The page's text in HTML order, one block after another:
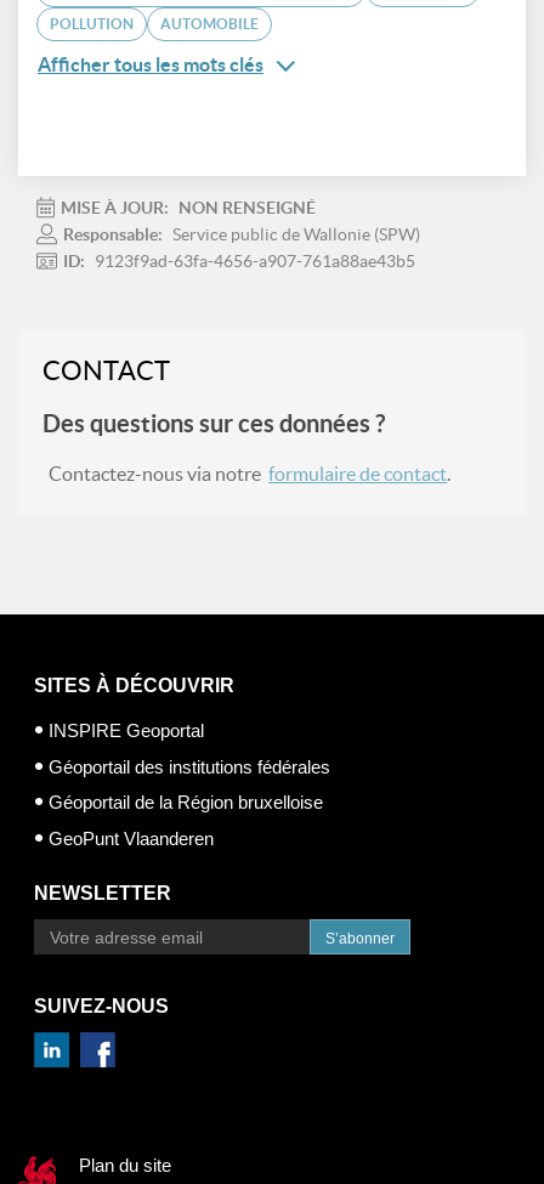
POLLUTION AUTOMOBILE
Afficher tous les mots clés
MISE À JOUR:
NON RENSEIGNÉ
Responsable: Service public de Wallonie (SPW)
ID:
9123f9ad-63fa-4656-a907-761a88ae43b5
CONTACT
Des questions sur ces données ?
Contactez-nous via notre formulaire de contact.
SITES À DÉCOUVRIR
INSPIRE Geoportal
Géoportail des institutions fédérales
Géoportail de la Région bruxelloise
GeoPunt Vlaanderen
NEWSLETTER
S’abonner
SUIVEZ-NOUS
Plan du site